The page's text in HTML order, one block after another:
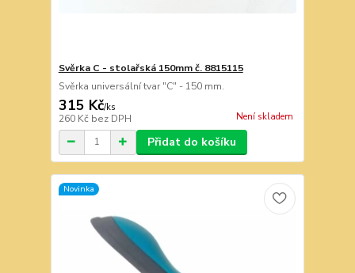
Svěrka C - stolařská 150mm č. 8815115
Svěrka universální tvar "C" - 150 mm.
315 Kč/ks
260 Kč bez DPH Není skladem
Přidat do košíku
Novinka